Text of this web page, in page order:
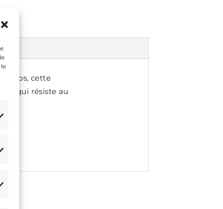
temps, cette
qui résiste au